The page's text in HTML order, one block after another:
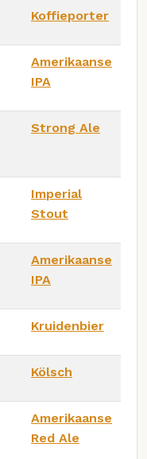
Koffieporter
Amerikaanse
IPA
Strong Ale
Imperial
Stout
Amerikaanse
IPA
Kruidenbier
Kölsch
Amerikaanse
Red Ale